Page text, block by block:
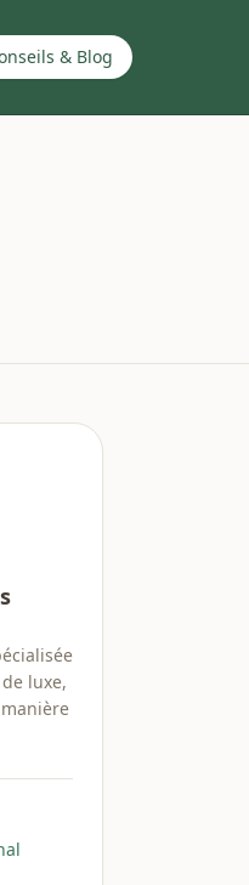
& Blog
luxe,